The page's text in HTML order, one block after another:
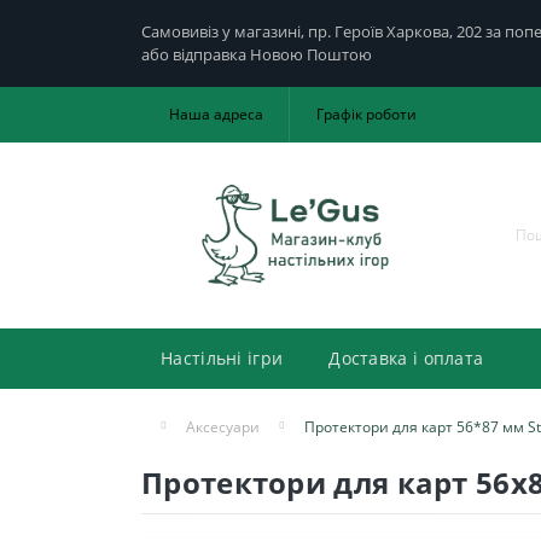
Самовивіз у магазині, пр. Героїв Харкова, 202 за
або відправка Новою Поштою
Наша адреса Графік роботи
Настільні ігри Доставка і оплата
Аксесуари Протектори для карт 56*87 мм
Протектори для карт